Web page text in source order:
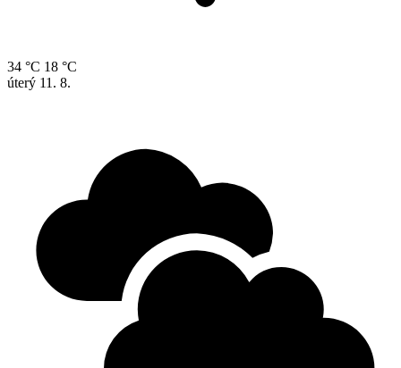
34 °C 18 °C
úterý 11. 8.